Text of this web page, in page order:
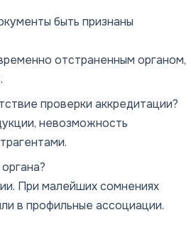
быть признаны
отстраненным органом,
проверки аккредитации?
невозможность
При малейших сомнениях
в профильные ассоциации.